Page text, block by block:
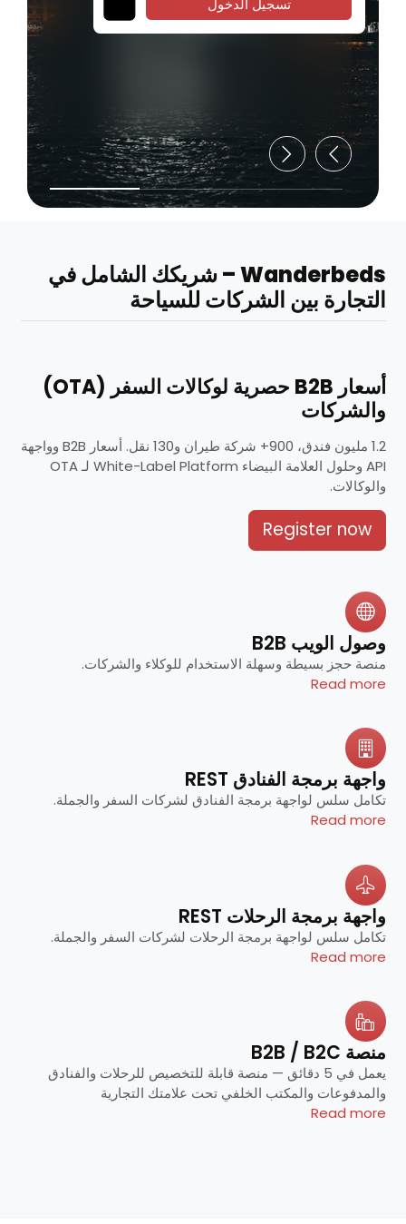
تسجيل الدخول
Wanderbeds – شريكك الشامل في
التجارة بين الشركات للسياحة
أسعار B2B حصرية لوكالات السفر (OTA)
والشركات
1.2 مليون فندق، 900+ شركة طيران و130 نقل. أسعار B2B وواجهة
API وحلول العلامة البيضاء White-Label Platform لـ OTA
والوكالات.
Register now
وصول الويب B2B
منصة حجز بسيطة وسهلة الاستخدام للوكلاء والشركات.
Read more
واجهة برمجة الفنادق REST
تكامل سلس لواجهة برمجة الفنادق لشركات السفر والجملة.
Read more
واجهة برمجة الرحلات REST
تكامل سلس لواجهة برمجة الرحلات لشركات السفر والجملة.
Read more
منصة B2B / B2C
يعمل في 5 دقائق — منصة قابلة للتخصيص للرحلات والفنادق
والمدفوعات والمكتب الخلفي تحت علامتك التجارية
Read more